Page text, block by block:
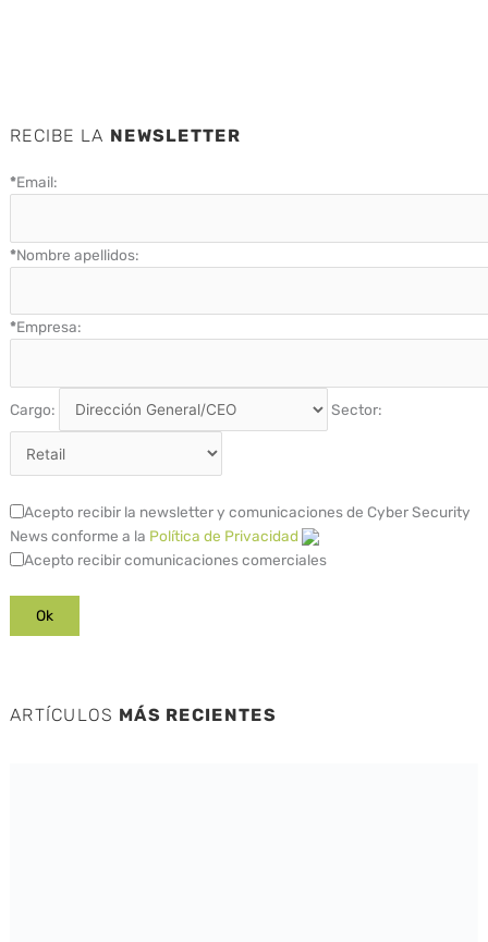
RECIBE LA NEWSLETTER
*Email:
*Nombre apellidos:
*Empresa:
Cargo: Sector:
Acepto recibir la newsletter y comunicaciones de Cyber Security
News conforme a la Política de Privacidad
Acepto recibir comunicaciones comerciales
ARTÍCULOS MÁS RECIENTES